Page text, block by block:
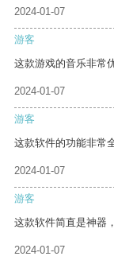
2024-01-07
游客
这款游戏的音乐非常
2024-01-07
游客
这款软件的功能非常
2024-01-07
游客
这款软件简直是神器
2024-01-07